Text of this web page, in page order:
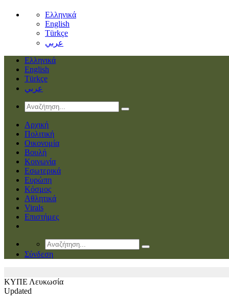
Ελληνικά
English
Türkçe
عربي
Ελληνικά
English
Türkçe
عربي
Αρχική
Πολιτική
Οικονομία
Βουλή
Κοινωνία
Εσωτερικά
Ευρώπη
Κόσμος
Αθλητικά
Virals
Επιστήμες
Σύνδεση
ΚΥΠΕ Λευκωσία
Updated